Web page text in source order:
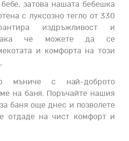
затова нашата бебешка
с луксозно тегло от 330
издръжливост и
така че можете да се
и комфорта на този
мъниче с най-доброто
на баня. Поръчайте нашия
баня още днес и позволете
отдаде на чист комфорт и